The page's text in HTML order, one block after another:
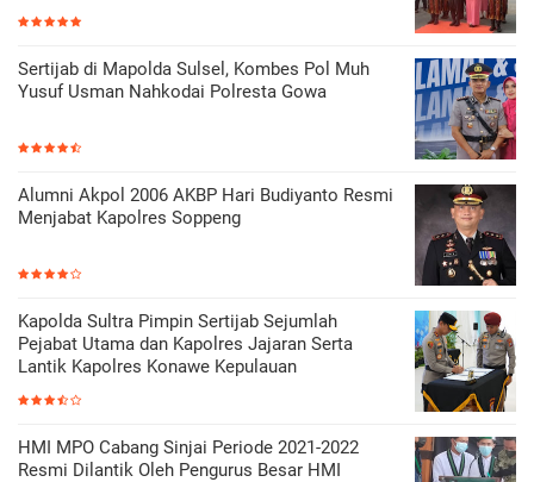
Sertijab di Mapolda Sulsel, Kombes Pol Muh
Yusuf Usman Nahkodai Polresta Gowa
Alumni Akpol 2006 AKBP Hari Budiyanto Resmi
Menjabat Kapolres Soppeng
Kapolda Sultra Pimpin Sertijab Sejumlah
Pejabat Utama dan Kapolres Jajaran Serta
Lantik Kapolres Konawe Kepulauan
HMI MPO Cabang Sinjai Periode 2021-2022
Resmi Dilantik Oleh Pengurus Besar HMI